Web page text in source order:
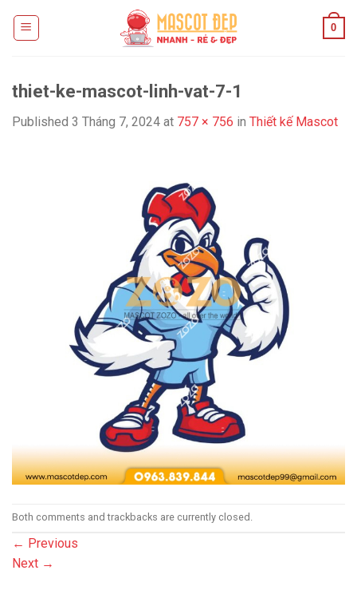
0
thiet-ke-mascot-linh-vat-7-1
Published 3 Tháng 7, 2024 at 757 × 756 in Thiết kế Mascot
Both comments and trackbacks are currently closed.
← Previous
Next →